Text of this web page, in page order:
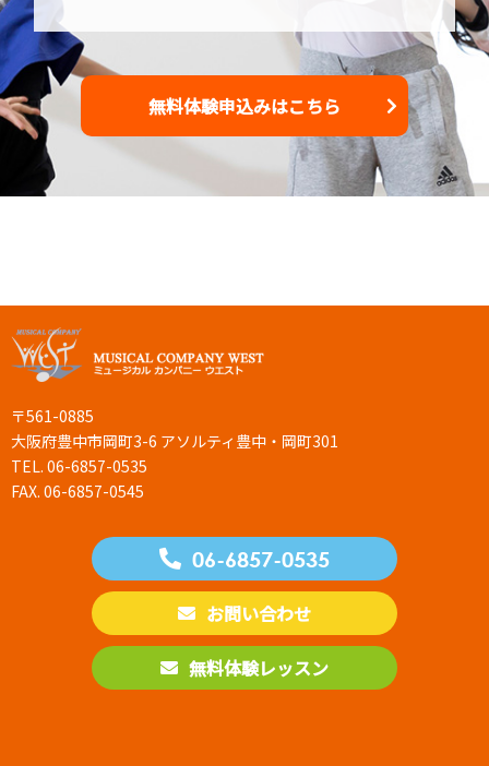
無料体験申込みはこちら
〒561-0885
大阪府豊中市岡町3-6 アソルティ豊中・岡町301
TEL. 06-6857-0535
FAX. 06-6857-0545
06-6857-0535
お問い合わせ
無料体験レッスン